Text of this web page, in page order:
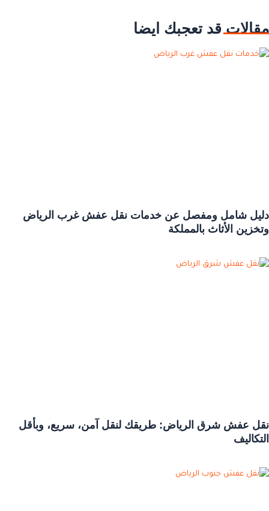
مقالات قد تعجبك ايضا
دليل شامل ومفصل عن خدمات نقل عفش غرب الرياض
وتخزين الأثاث بالمملكة
نقل عفش شرق الرياض: طريقك لنقل آمن، سريع، وبأقل
التكاليف